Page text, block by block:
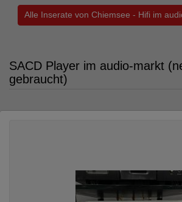
Alle Inserate von Chiemsee - Hifi im
SACD Player im audio-markt
gebraucht)